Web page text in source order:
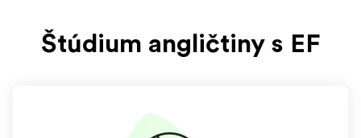
Štúdium angličtiny s EF